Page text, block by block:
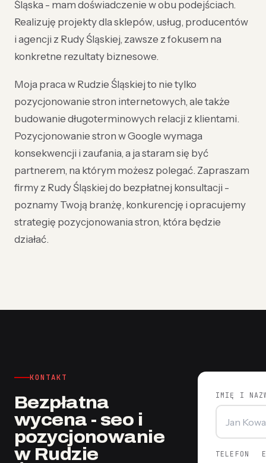
Śląska - mam doświadczenie w obu podejściach.
Realizuję projekty dla sklepów, usług, producentów
i agencji z Rudy Śląskiej, zawsze z fokusem na
konkretne rezultaty biznesowe.
Moja praca w Rudzie Śląskiej to nie tylko
pozycjonowanie stron internetowych, ale także
budowanie długoterminowych relacji z klientami.
Pozycjonowanie stron w Google wymaga
konsekwencji i zaufania, a ja staram się być
partnerem, na którym możesz polegać. Zapraszam
firmy z Rudy Śląskiej do bezpłatnej konsultacji -
poznamy Twoją branżę, konkurencję i opracujemy
strategię pozycjonowania stron, która będzie
działać.
KONTAKT
Bezpłatna
wycena - seo i
pozycjonowanie
w Rudzie
IMIĘ I
TELEFON